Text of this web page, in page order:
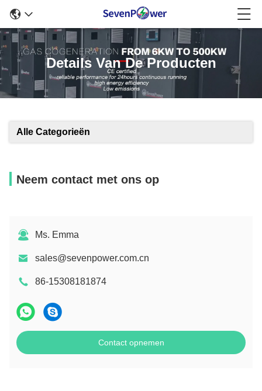
Details Van De Producten
Alle Categorieën
Neem contact met ons op
Ms. Emma
sales@sevenpower.com.cn
86-15308181874
Contact opnemen